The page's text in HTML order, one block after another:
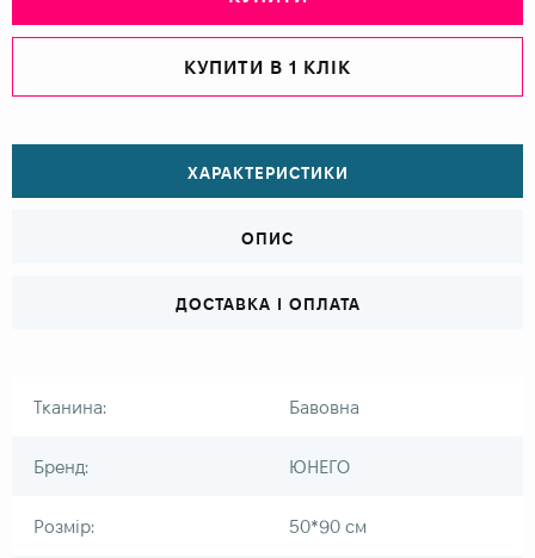
КУПИТИ В 1 КЛІК
ХАРАКТЕРИСТИКИ
ОПИС
ДОСТАВКА І ОПЛАТА
Тканина: Бавовна
Бренд: ЮНЕГО
Розмір: 50*90 см